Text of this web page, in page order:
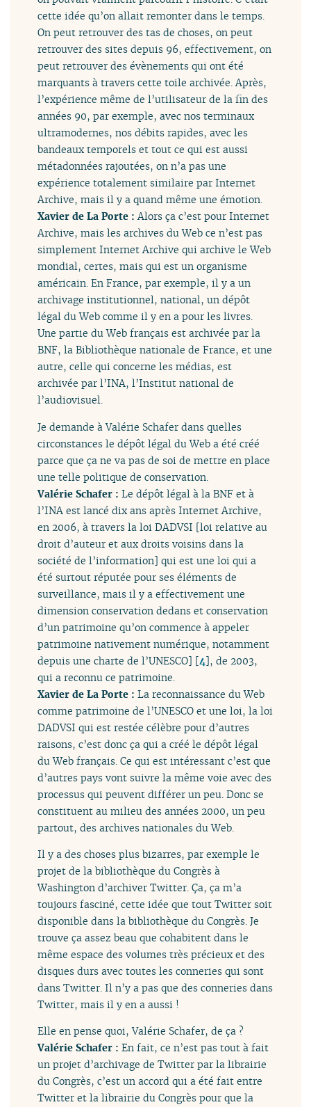
cette idée qu’on allait remonter dans le temps.
On peut retrouver des tas de choses, on peut
retrouver des sites depuis 96, effectivement, on
peut retrouver des évènements qui ont été
marquants à travers cette toile archivée. Après,
l’expérience même de l’utilisateur de la fin des
années 90, par exemple, avec nos terminaux
ultramodernes, nos débits rapides, avec les
bandeaux temporels et tout ce qui est aussi
métadonnées rajoutées, on n’a pas une
expérience totalement similaire par Internet
Archive, mais il y a quand même une émotion.
Xavier de La Porte :Alors ça c’est pour Internet
Archive, mais les archives du Web ce n’est pas
simplement Internet Archive qui archive le Web
mondial, certes, mais qui est un organisme
américain. En France, par exemple, il y a un
archivage institutionnel, national, un dépôt
légal du Web comme il y en a pour les livres.
Une partie du Web français est archivée par la
BNF, la Bibliothèque nationale de France, et une
autre, celle qui concerne les médias, est
archivée par l’INA, l’Institut national de
l’audiovisuel.
Je demande à Valérie Schafer dans quelles
circonstances le dépôt légal du Web a été créé
parce que ça ne va pas de soi de mettre en place
une telle politique de conservation.
Valérie Schafer :Le dépôt légal à la BNF et à
l’INA est lancé dix ans après Internet Archive,
en 2006, à travers la loi DADVSI [loi relative au
droit d’auteur et aux droits voisins dans la
société de l’information] qui est une loi qui a
été surtout réputée pour ses éléments de
surveillance, mais il y a effectivement une
dimension conservation dedans et conservation
d’un patrimoine qu’on commence à appeler
patrimoine nativement numérique, notamment
depuis une charte de l’UNESCO] [4], de 2003,
qui a reconnu ce patrimoine.
Xavier de La Porte :La reconnaissance du Web
comme patrimoine de l’UNESCO et une loi, la loi
DADVSI qui est restée célèbre pour d’autres
raisons, c’est donc ça qui a créé le dépôt légal
du Web français. Ce qui est intéressant c’est que
d’autres pays vont suivre la même voie avec des
processus qui peuvent différer un peu. Donc se
constituent au milieu des années 2000, un peu
partout, des archives nationales du Web.
Il y a des choses plus bizarres, par exemple le
projet de la bibliothèque du Congrès à
Washington d’archiver Twitter. Ça, ça m’a
toujours fasciné, cette idée que tout Twitter soit
disponible dans la bibliothèque du Congrès. Je
trouve ça assez beau que cohabitent dans le
même espace des volumes très précieux et des
disques durs avec toutes les conneries qui sont
dans Twitter. Il n’y a pas que des conneries dans
Twitter, mais il y en a aussi !
Elle en pense quoi, Valérie Schafer, de ça ?
Valérie Schafer :En fait, ce n’est pas tout à fait
un projet d’archivage de Twitter par la librairie
du Congrès, c’est un accord qui a été fait entre
Twitter et la librairie du Congrès pour que la